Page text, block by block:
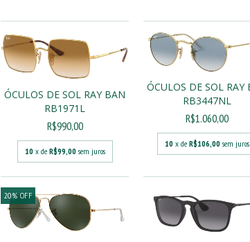
ÓCULOS DE SOL RAY BAN
RB1971L
R$990,00
10 x de R$99,00 sem juros
ÓCULOS DE SOL RAY
RB3447NL
R$1.060,00
10 x deR$106,00 sem juros
20%OFF